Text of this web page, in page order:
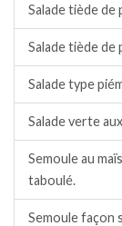
Salade tiède de
Salade tiède de
Salade type
Salade verte
Semoule au
taboulé.
Semoule façon